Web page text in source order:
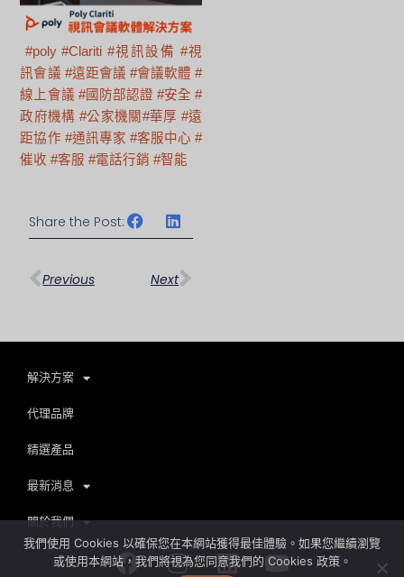
#poly #Clariti #視訊設備 #視
訊會議 #遠距會議 #會議軟體 #
線上會議 #國防部認證 #安全 #
政府機構 #公家機關#華厚 #遠
距協作 #通訊專家 #客服中心 #
催收 #客服 #電話行銷 #智能
Share the Post:
上一頁
Previous Next
下一篇
解決方案
代理品牌
精選產品
最新消息
關於我們
FacebookInstagram
LinkedinYoutube
我們使用 Cookies 以確保您在本網站獲得最佳體驗。如果您繼續瀏覽
或使用本網站，我們將視為您同意我們的 Cookies 政策。